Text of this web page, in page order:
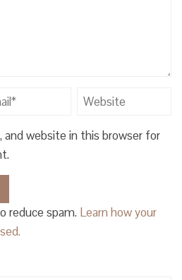
and website in this browser for
reduce spam. Learn how your